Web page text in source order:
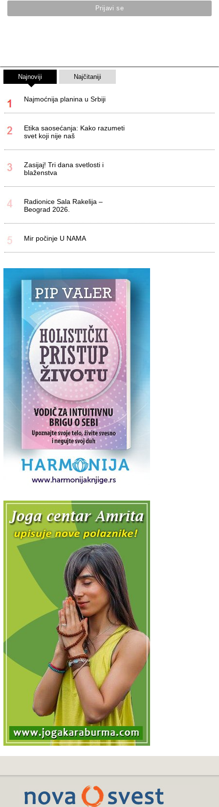
Najnoviji Najčitaniji
Najmoćnija planina u Srbiji
Etika saosećanja: Kako razumeti
svet koji nije naš
Zasijaj! Tri dana svetlosti i
blaženstva
Radionice Sala Rakelija –
Beograd 2026.
Mir počinje U NAMA